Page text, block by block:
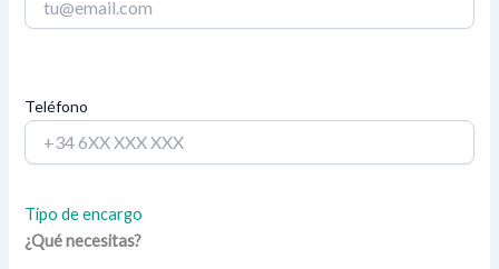
Teléfono
Tipo de encargo
¿Qué necesitas?